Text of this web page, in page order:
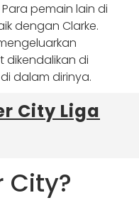
pemain lain di
dengan Clarke.
dikendalikan di
dalam dirinya.
City Liga
City?